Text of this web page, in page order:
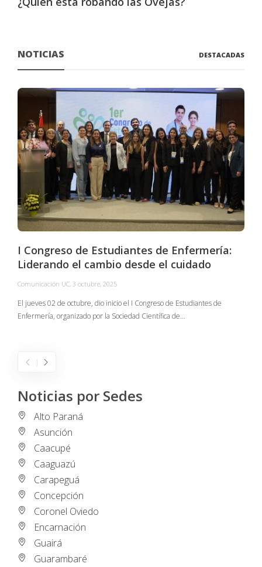
NOTICIAS DESTACADAS
I Congreso de Estudiantes de Enfermería:
Liderando el cambio desde el cuidado
Comunicación UC, 3 octubre, 2025
El jueves 02 de octubre, dio inicio el I Congreso de Estudiantes de
Enfermería, organizado por la Sociedad Científica de…
Noticias por Sedes
Alto Paraná
Asunción
Caacupé
Caaguazú
Carapeguá
Concepción
Coronel Oviedo
Encarnación
Guairá
Guarambaré